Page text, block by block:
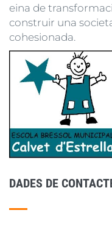
eina de
construir una
cohesionada.
DADES DE